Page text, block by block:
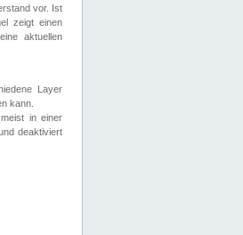
vor. Ist
zeigt einen
aktuellen
Layer
kann.
in einer
deaktiviert